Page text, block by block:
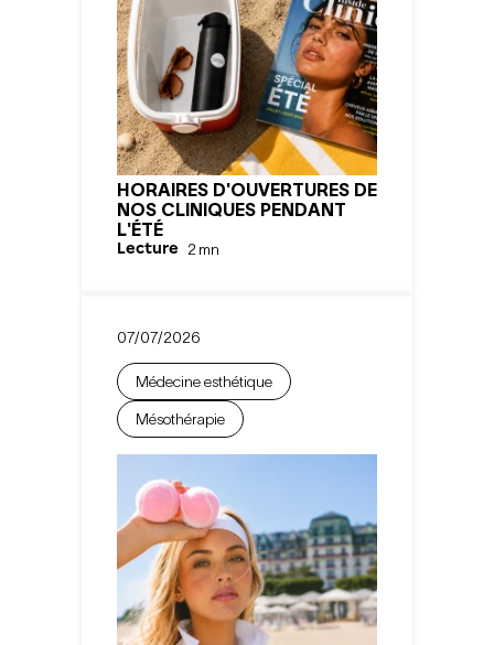
HORAIRES D'OUVERTURES DE
NOS CLINIQUES PENDANT
L'ÉTÉ
Lecture 2 mn
07/07/2026
Médecine esthétique
Mésothérapie